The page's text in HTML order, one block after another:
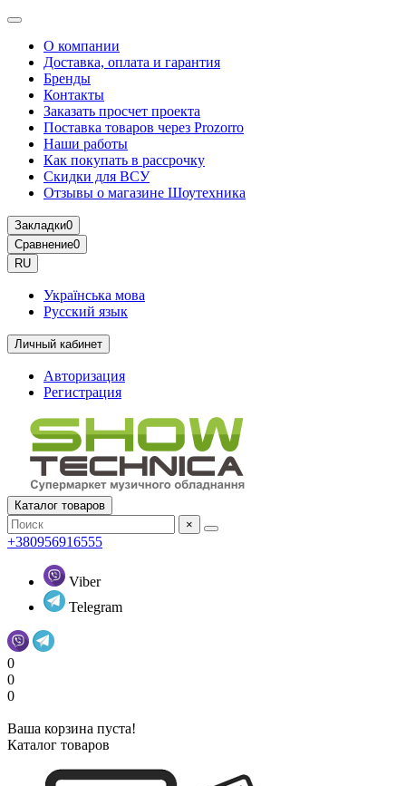
О компании
Доставка, оплата и гарантия
Бренды
Контакты
Заказать просчет проекта
Поставка товаров через Prozorro
Наши работы
Как покупать в рассрочку
Скидки для ВСУ
Отзывы о магазине Шоутехника
Закладки0
Сравнение0
RU
Українська мова
Русский язык
Личный кабинет
Авторизация
Регистрация
Каталог товаров
×
+380956916555
Viber
Telegram
0
0
0
Ваша корзина пуста!
Каталог товаров